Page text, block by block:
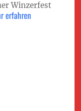
Winzerfest
erfahren